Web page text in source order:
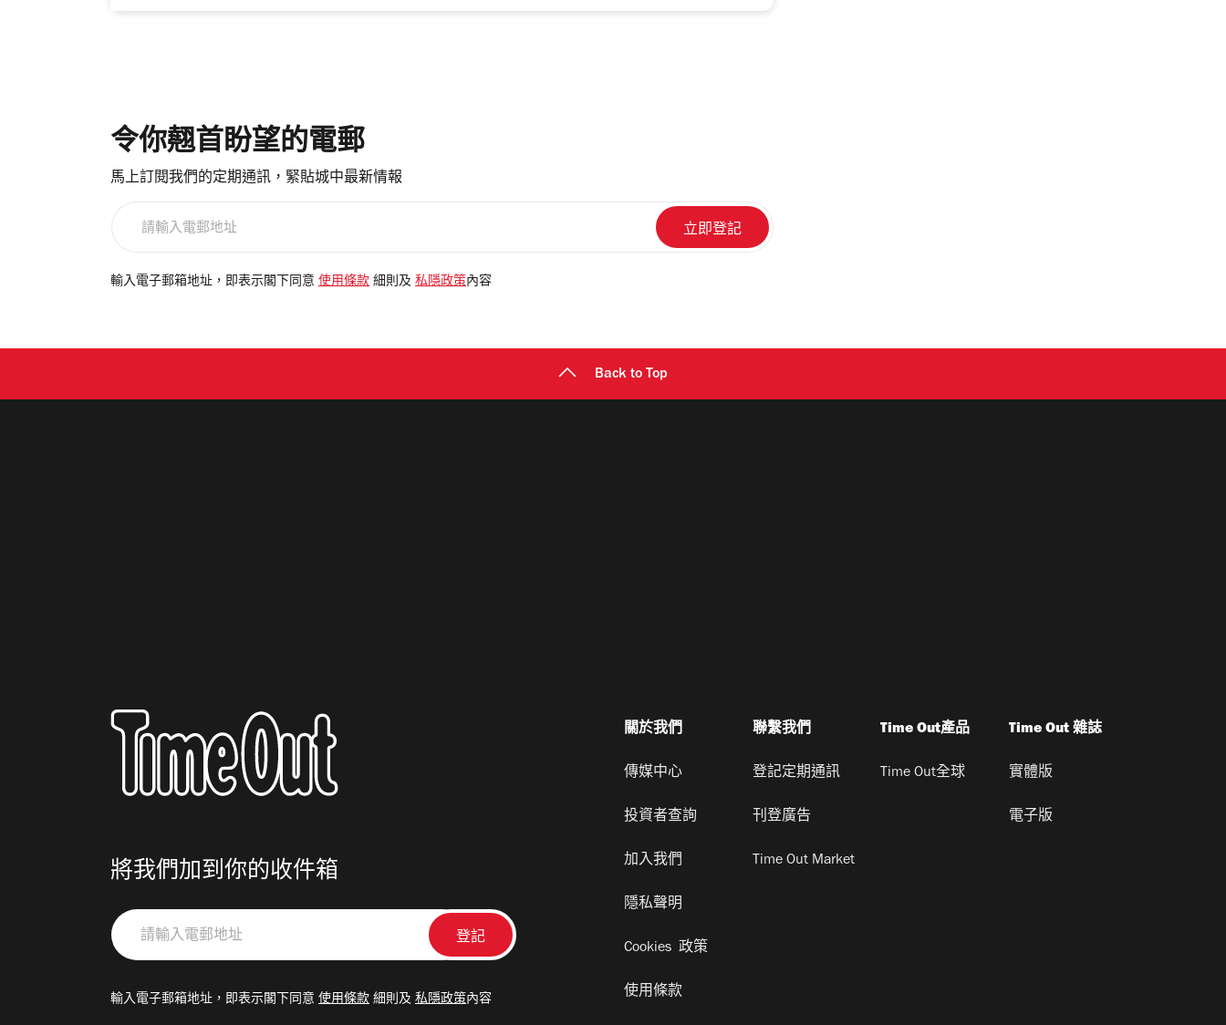
令你翹首盼望的電郵
馬上訂閱我們的定期通訊，緊貼城中最新情報
電
輸入電子郵箱地址，即表示閣下同意 使用條款 細則及 私隱政策 內容
Back to Top
將我們加到你的收件箱
請
輸
郵
輸入電子郵箱地址，即表示閣下同意 使用條款 細則及 私隱政策內容
關於我們
傳媒中心
投資者查詢
加入我們
隱私聲明
Cookies 政策
使用條款
聯繫我們
登記定期通訊
刊登廣告
Time Out Market
Time Out產品
Time Out全球
Time Out 雜誌
實體版
電子版